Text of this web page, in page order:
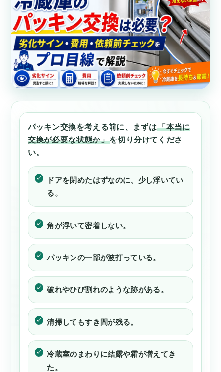
パッキン交換を考える前に、まずは「本当に
交換が必要な状態か」を切り分けてくださ
い。
ドアを閉めたはずなのに、少し浮いてい
る。
角が浮いて密着しない。
パッキンの一部が波打っている。
破れやひび割れのような跡がある。
清掃してもすき間が残る。
冷蔵室のまわりに結露や霜が増えてき
た。